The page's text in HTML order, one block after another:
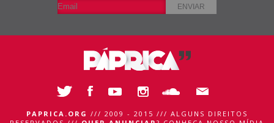
PAPRICA.ORG /// 2009 - 2015 /// ALGUNS DIREITOS